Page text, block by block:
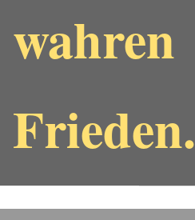
wahren
Frieden.